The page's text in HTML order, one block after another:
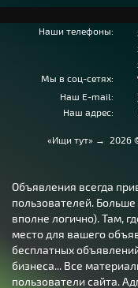
Наши телефоны:
Мы в соц-сетях:
Наш E-mail:
Наш адрес:
«Ищи тут» → 2026
Объявления всегда
пользователей.
вполне логично). Там,
место для вашего
бесплатных
бизнеса... Все
пользователи сайта.